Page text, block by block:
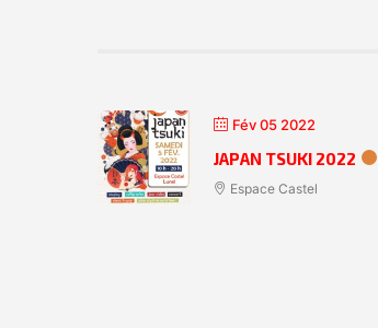
Fév 05 2022
JAPAN TSUKI 2022
Espace Castel